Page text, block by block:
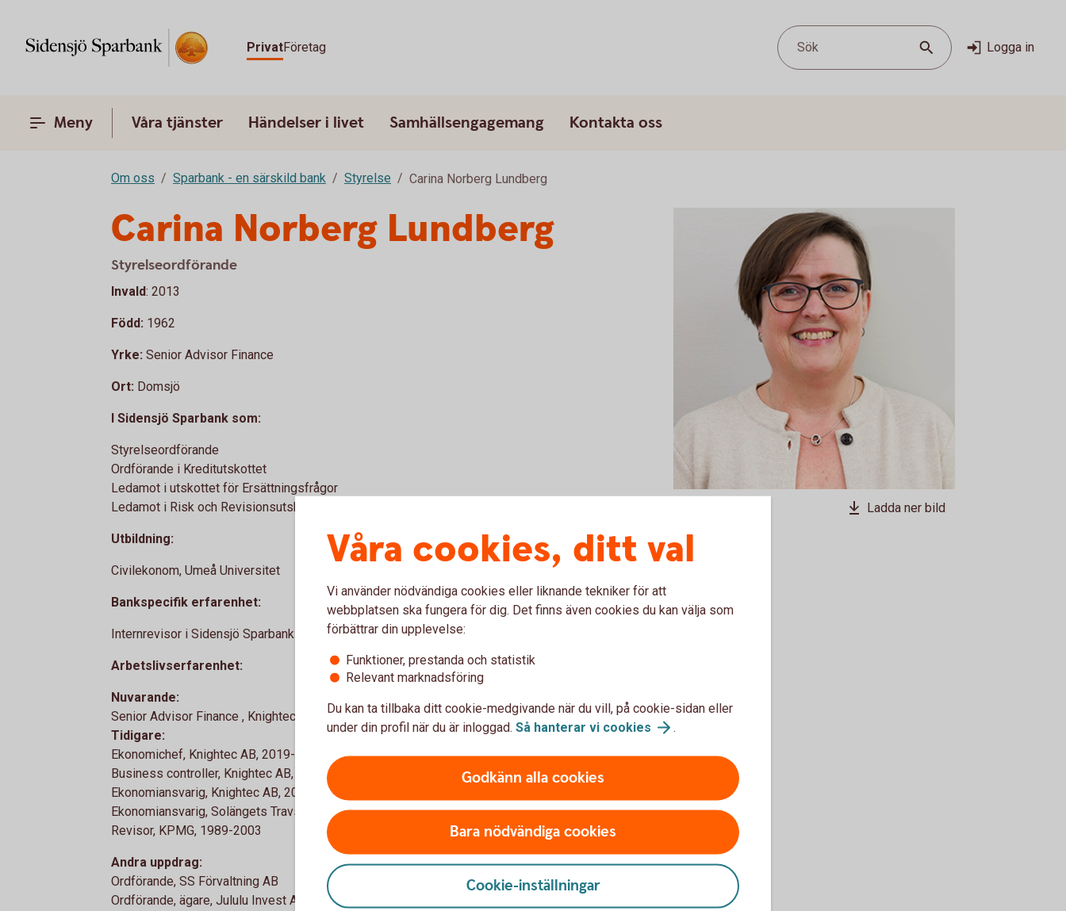
PrivatFöretag Sök Logga in
Meny Våra tjänster Händelser i livet Samhällsengagemang Kontakta oss
Om oss Sparbank - en särskild bank Styrelse Carina Norberg Lundberg
Ladda ner bild
Carina Norberg Lundberg
Styrelseordförande
Invald: 2013
Född: 1962
Yrke: Senior Advisor Finance
Ort: Domsjö
I Sidensjö Sparbank som:
Styrelseordförande
Ordförande i Kreditutskottet
Ledamot i utskottet för Ersättningsfrågor
Ledamot i Risk och Revisionsutskottet
Utbildning:
Civilekonom, Umeå Universitet
Bankspecifik erfarenhet:
Internrevisor i Sidensjö Sparbank under 8 år (KPMG)
Arbetslivserfarenhet:
Nuvarande:
Senior Advisor Finance , Knightec AB, 2021-
Tidigare:
Ekonomichef, Knightec AB, 2019-2021
Business controller, Knightec AB, 2015-2019
Ekonomiansvarig, Knightec AB, 2004-2015
Ekonomiansvarig, Solängets Travsällskap, 2003-2004
Revisor, KPMG, 1989-2003
Andra uppdrag:
Ordförande, SS Förvaltning AB
Ordförande, ägare, Jululu Invest AB
Våra cookies, ditt val
Vi använder nödvändiga cookies eller liknande tekniker för att
webbplatsen ska fungera för dig. Det finns även cookies du kan välja som
förbättrar din upplevelse:
Funktioner, prestanda och statistik
Relevant marknadsföring
Du kan ta tillbaka ditt cookie-medgivande när du vill, på cookie-sidan eller
under din profil när du är inloggad. Så hanterar vi cookies .
Godkänn alla cookies
Bara nödvändiga cookies
Cookie-inställningar